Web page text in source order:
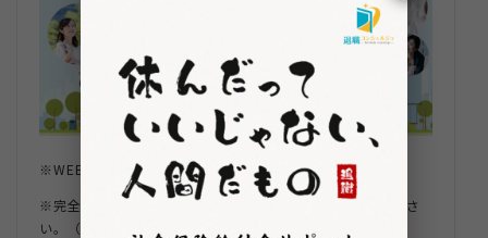
※WEBセミナーのためご自宅で視聴が可能です。
※完全自由参加型のため会話等はできません。ご了承くださ
い。（お客様の映像や音声は映りませんのでご安心くださ